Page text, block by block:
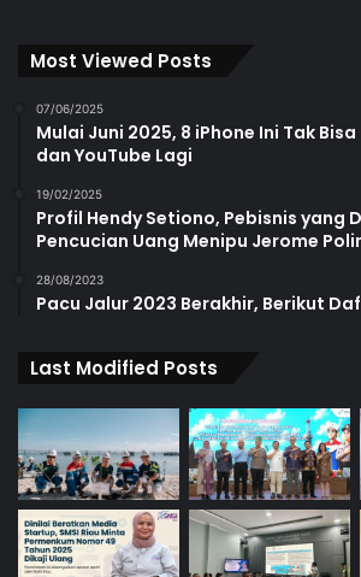
Most Viewed Posts
07/06/2025
Mulai Juni 2025, 8 iPhone Ini Tak
dan YouTube Lagi
19/02/2025
Profil Hendy Setiono, Pebisnis yang
Pencucian Uang Menipu Jerome
28/08/2023
Pacu Jalur 2023 Berakhir, Berikut
Last Modified Posts